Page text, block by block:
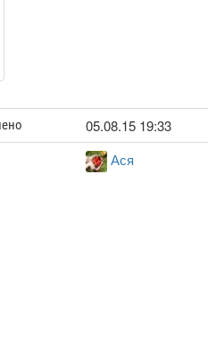
05.08.15 19:33
Ася